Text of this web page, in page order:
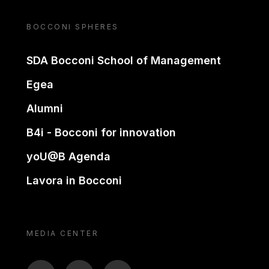
BOCCONI SPHERES
SDA Bocconi School of Management
Egea
Alumni
B4i - Bocconi for innovation
yoU@B Agenda
Lavora in Bocconi
MEDIA CENTER
BTV TL ON